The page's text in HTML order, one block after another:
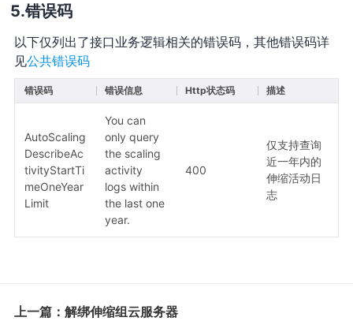
错误码
以下仅列出了接口业务逻辑相关的错误码，其他错误码详
见公共错误码
错误码 错误信息 Http状态码 描述
AutoScaling
DescribeAc
tivityStartTi
meOneYear
Limit
You can
only query
the scaling
activity
logs within
the last one
year.
400
仅支持查询
近一年内的
伸缩活动日
志
上一篇：解绑伸缩组云服务器